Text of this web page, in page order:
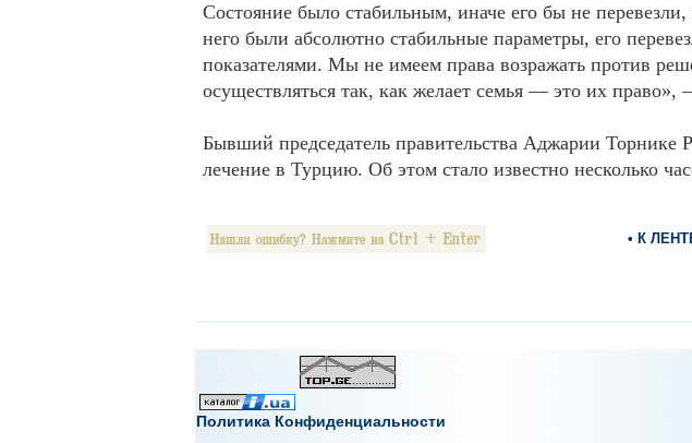
Состояние было стабильным, иначе его бы не
него были абсолютно стабильные параметры, его
показателями. Мы не имеем права возражать против
осуществляться так, как желает семья — это их право»,
Бывший председатель правительства Аджарии Торнике
лечение в Турцию. Об этом стало известно несколько
• К
Политика Конфиденциальности